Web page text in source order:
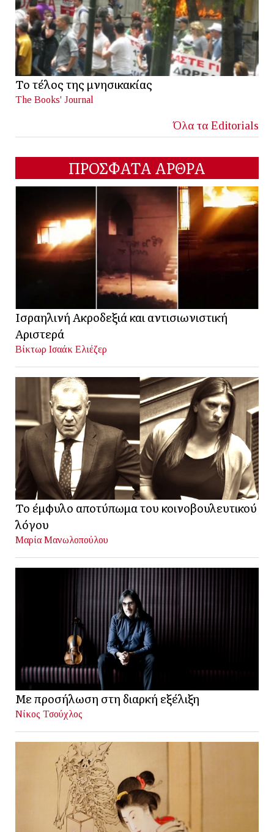
Το τέλος της μνησικακίας
The Books' Journal
Όλα τα Editorials
ΠΡΟΣΦΑΤΑ ΑΡΘΡΑ
Ισραηλινή Ακροδεξιά και αντισιωνιστική
Αριστερά
Βίκτωρ Ισαάκ Ελιέζερ
Το έμφυλο αποτύπωμα του κοινοβουλευτικού
λόγου
Μαρία Μανωλοπούλου
Με προσήλωση στη διαρκή εξέλιξη
Νίκος Τσούχλος